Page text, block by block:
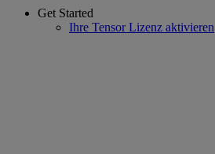
Get Started
Ihre Tensor Lizenz aktivieren